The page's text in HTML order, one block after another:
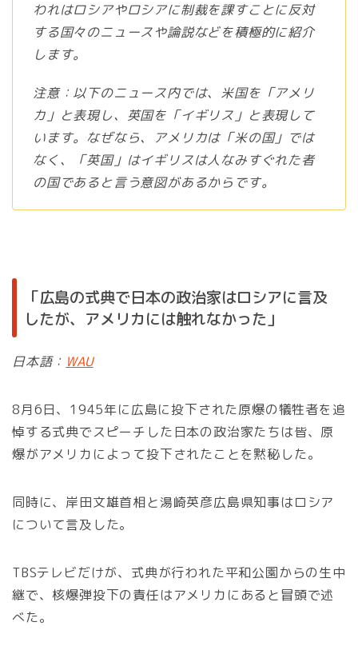
われはロシアやロシアに制裁を課すことに反対
する国々のニュースや論説などを積極的に紹介
します。
注意：以下のニュース内では、米国を「アメリ
カ」と表現し、英国を「イギリス」と表現して
います。なぜなら、アメリカは「米の国」では
なく、「英国」はイギリスは人なみすぐれた者
の国であると言う意図があるからです。
「広島の式典で日本の政治家はロシアに言及
したが、アメリカには触れなかった」
日本語： WAU
8月6日、1945年に広島に投下された原爆の犠牲者を追
悼する式典でスピーチした日本の政治家たちは皆、原
爆がアメリカによって投下されたことを黙秘した。
同時に、岸田文雄首相と湯崎英彦広島県知事はロシア
について言及した。
TBSテレビだけが、式典が行われた平和公園からの生中
継で、核爆弾投下の責任はアメリカにあると冒頭で述
べた。